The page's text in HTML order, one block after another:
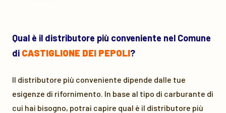
Qual è il distributore più conveniente nel Comune
di CASTIGLIONE DEI PEPOLI?
Il distributore più conveniente dipende dalle tue
esigenze di rifornimento. In base al tipo di carburante di
cui hai bisogno, potrai capire qual è il distributore più